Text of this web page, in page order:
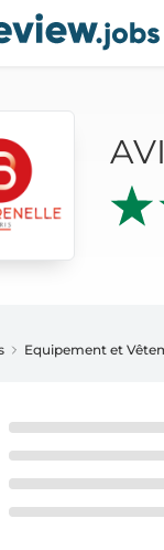
SALARIÉS
Equipement et